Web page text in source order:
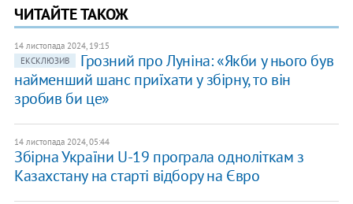
ЧИТАЙТЕ ТАКОЖ
14 листопада 2024, 19:15
ЕКСКЛЮЗИВ
Грозний про Луніна: «Якби у нього був
найменший шанс приїхати у збірну, то він
зробив би це»
14 листопада 2024, 05:44
Збірна України U-19 програла одноліткам з
Казахстану на старті відбору на Євро